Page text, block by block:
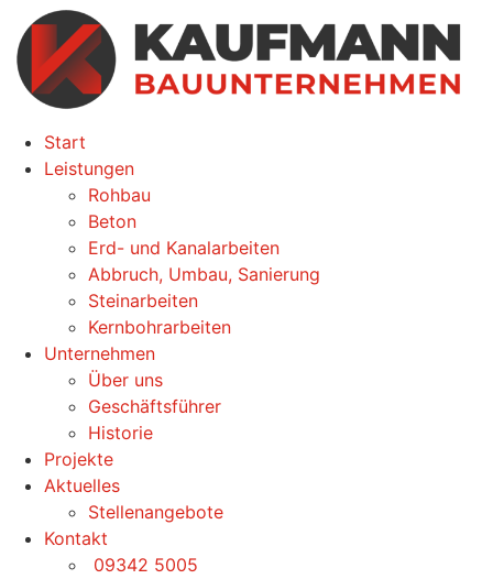
Inhalt
wechseln
Start
Leistungen
Rohbau
Beton
Erd- und Kanalarbeiten
Abbruch, Umbau, Sanierung
Steinarbeiten
Kernbohrarbeiten
Unternehmen
Über uns
Geschäftsführer
Historie
Projekte
Aktuelles
Stellenangebote
Kontakt
09342 5005